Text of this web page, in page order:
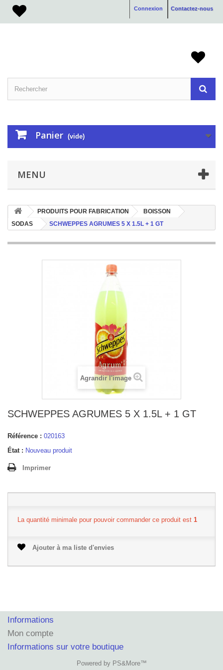
Contactez-nous
Connexion
Panier (vide)
MENU
PRODUITS POUR FABRICATION
BOISSON
SODAS
SCHWEPPES AGRUMES 5 X 1.5L + 1 GT
Agrandir l'image
SCHWEPPES AGRUMES 5 X 1.5L + 1 GT
Référence : 020163
État : Nouveau produit
Imprimer
La quantité minimale pour pouvoir commander ce produit est 1
Ajouter à ma liste d'envies
Informations
Mon compte
Informations sur votre boutique
Powered by PS&More™